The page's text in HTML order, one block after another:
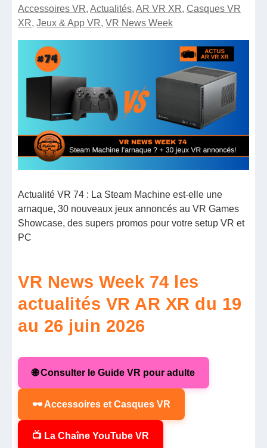
Accessoires VR,Actualités,AR VR XR,Casques VR
XR,Jeux & App VR,VR News Week
Actualité VR 74 : La Steam Machine est-elle une
arnaque, 30 nouveaux jeux annoncés au VR Games
Showcase, des supers promos pour votre setup VR et
PC
VR News Week 74 les
actualités VR AR XR du 19
au 26 juin 2026
🌐 Consulter le Guide VR pour adulte
🕶️ Accessoires et Casques VR
📺 La Chaîne YouTube VR